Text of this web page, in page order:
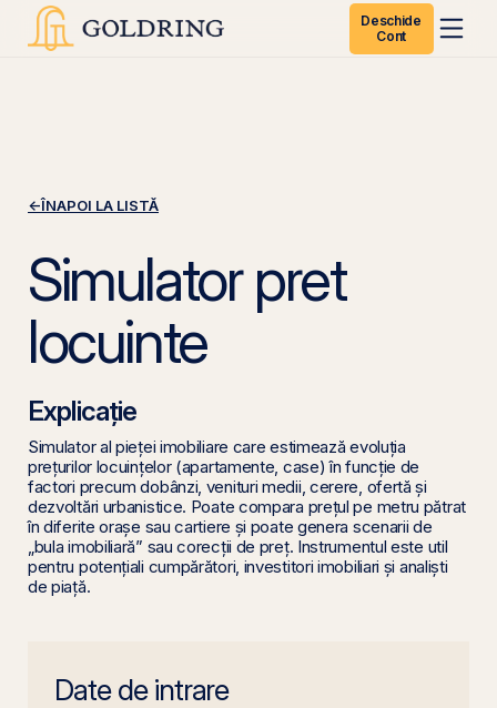
Deschide
Cont
←ÎNAPOI LA LISTĂ
Simulator pret
locuinte
Explicație
Simulator al pieței imobiliare care estimează evoluția
prețurilor locuințelor (apartamente, case) în funcție de
factori precum dobânzi, venituri medii, cerere, ofertă și
dezvoltări urbanistice. Poate compara prețul pe metru pătrat
în diferite orașe sau cartiere și poate genera scenarii de
„bula imobiliară” sau corecții de preț. Instrumentul este util
pentru potențiali cumpărători, investitori imobiliari și analiști
de piață.
Date de intrare